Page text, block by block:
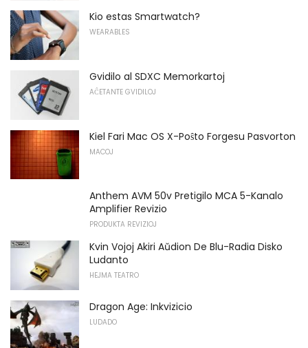
Kio estas Smartwatch?
WEARABLES
Gvidilo al SDXC Memorkartoj
AĈETANTE GVIDILOJ
Kiel Fari Mac OS X-Poŝto Forgesu Pasvorton
MACOJ
Anthem AVM 50v Pretigilo MCA 5-Kanalo
Amplifier Revizio
PRODUKTA REVIZIOJ
Kvin Vojoj Akiri Aŭdion De Blu-Radia Disko
Ludanto
HEJMA TEATRO
Dragon Age: Inkvizicio
LUDADO